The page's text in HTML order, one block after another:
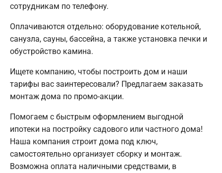
сотрудникам по телефону.
Оплачиваются отдельно: оборудование котельной,
санузла, сауны, бассейна, а также установка печки и
обустройство камина.
Ищете компанию, чтобы построить дом и наши
тарифы вас заинтересовали? Предлагаем заказать
монтаж дома по промо-акции.
Помогаем с быстрым оформлением выгодной
ипотеки на постройку садового или частного дома!
Наша компания строит дома под ключ,
самостоятельно организует сборку и монтаж.
Возможна оплата наличными средствами, в